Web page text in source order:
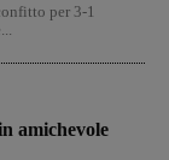
per 3-1
amichevole